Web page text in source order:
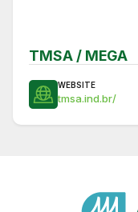
TMSA / MEGA
WEBSITE
tmsa.ind.br/